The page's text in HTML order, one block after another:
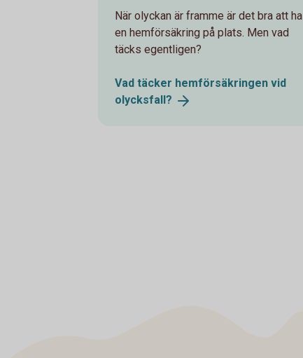
När olyckan är framme är det bra att ha
en hemförsäkring på plats. Men vad
täcks egentligen?
Vad täcker hemförsäkringen vid
olycksfall?